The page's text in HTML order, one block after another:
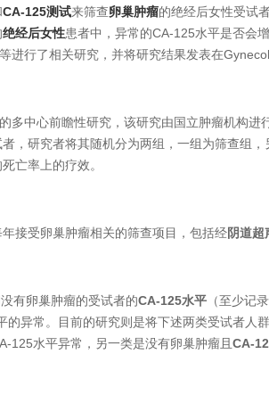
CA-125测试来筛查卵巢肿瘤的绝经后女性受试
绝经后女性患者中，异常的CA-125水平是否会
进行了相关研究，并将研究结果发表在
多中心前瞻性研究，该研究由国立肿瘤机构
，研究者将其随机分为两组，一组为筛查组
亡率上的疗效。
接受卵巢肿瘤相关的筛查项目，包括经阴道超
有卵巢肿瘤的受试者的CA-125水平 （至少记
的异常。目前的研究则是将下述两类受试者人
125水平异常，另一类是没有卵巢肿瘤且 CA-